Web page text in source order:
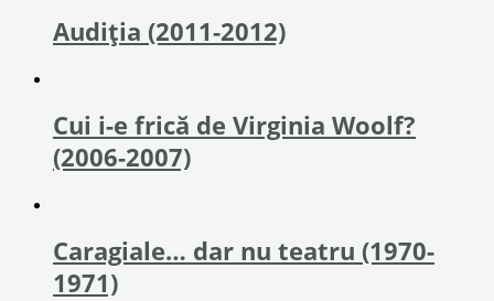
Audiția (2011-2012)
Cui i-e frică de Virginia Woolf?
(2006-2007)
Caragiale… dar nu teatru (1970-
1971)